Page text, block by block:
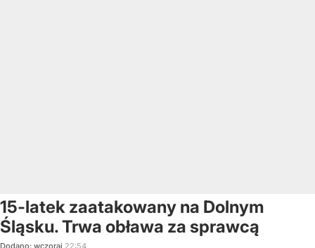
15-latek zaatakowany na Dolnym
Śląsku. Trwa obława za sprawcą
Dodano: wczoraj 22:54